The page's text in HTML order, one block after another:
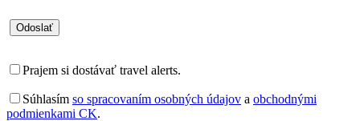
Prajem si dostávať travel alerts.
Súhlasím so spracovaním osobných údajov a obchodnými
podmienkami CK.